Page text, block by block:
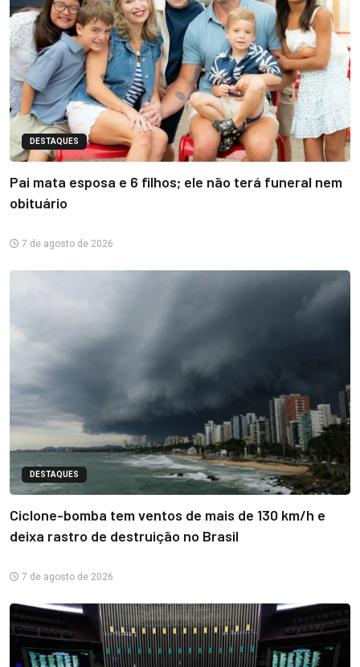
DESTAQUES
Pai mata esposa e 6 filhos; ele não terá funeral nem
obituário
7 de agosto de 2026
DESTAQUES
Ciclone-bomba tem ventos de mais de 130 km/h e
deixa rastro de destruição no Brasil
7 de agosto de 2026